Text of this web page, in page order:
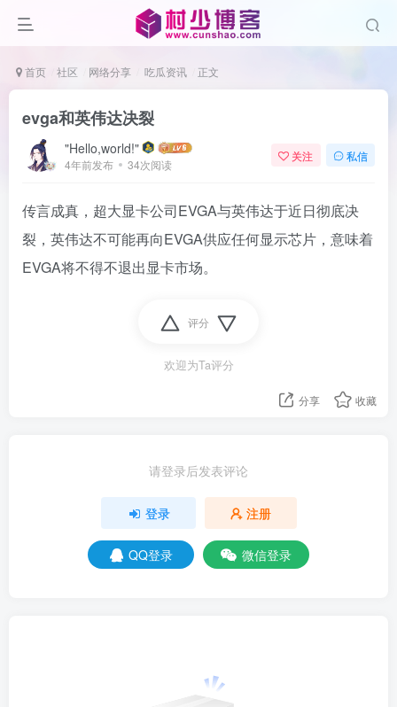
首页 社区 网络分享 吃瓜资讯 正文
evga和英伟达决裂
"Hello,world!"
4年前发布 34次阅读
关注 私信
传言成真，超大显卡公司EVGA与英伟达于近日彻底决
裂，英伟达不可能再向EVGA供应任何显示芯片，意味着
EVGA将不得不退出显卡市场。
评分
欢迎为Ta评分
分享 收藏
请登录后发表评论
登录 注册
QQ登录 微信登录